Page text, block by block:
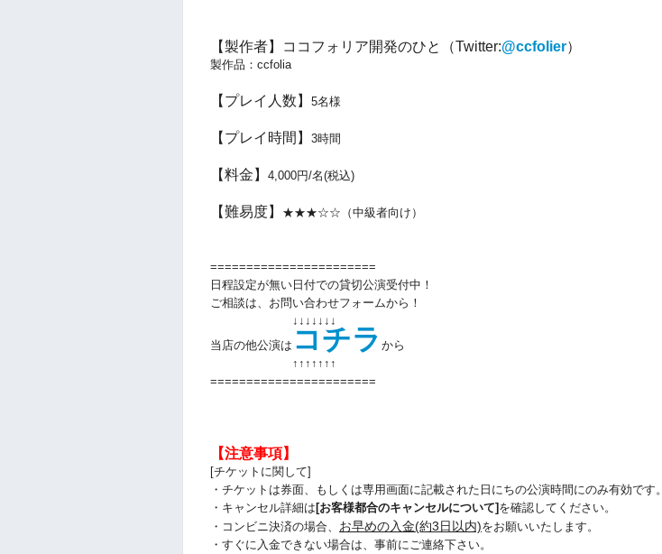
【製作者】ココフォリア開発のひと（Twitter:@ccfolier）
製作品：ccfolia
【プレイ人数】 5名様
【プレイ時間】 3時間
【料金】 4,000円/名(税込)
【難易度】 ★★★☆☆ （中級者向け）
=======================
日程設定が無い日付での貸切公演受付中！
ご相談は、お問い合わせフォームから！
↓↓↓↓↓↓↓
当店の他公演は コチラ から
↑↑ ↑↑ ↑↑ ↑
=======================
【注意事項】
[チケットに関して]
・チケットは券面、もしくは専用画面に記載された日にちの公演時間にのみ有効です。
・キャンセル詳細は [お客様都合のキャンセルについて] を確認してください。
・コンビニ決済の場合、 お早めの入金(約3日以内)をお願いいたします。
・すぐに入金できない場合は、事前にご連絡下さい。